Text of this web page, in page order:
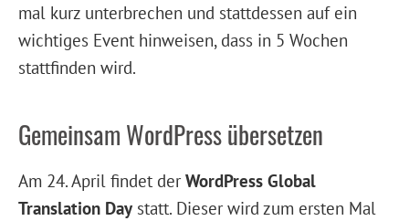
mal kurz unterbrechen und stattdessen auf ein
wichtiges Event hinweisen, dass in 5 Wochen
stattfinden wird.
Gemeinsam WordPress übersetzen
Am 24. April findet derWordPress Global
Translation Day statt. Dieser wird zum ersten Mal